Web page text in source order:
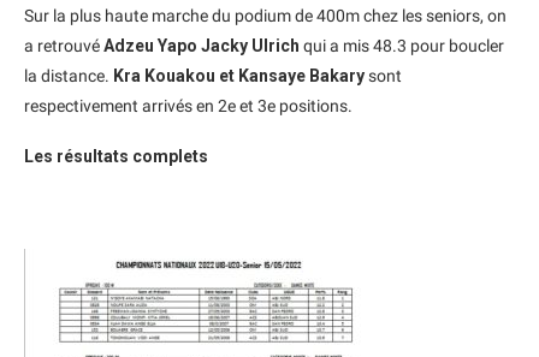
Sur la plus haute marche du podium de 400m chez les seniors, on
a retrouvéAdzeu Yapo Jacky Ulrich qui a mis 48.3 pour boucler
la distance. Kra Kouakou et Kansaye Bakarysont
respectivement arrivés en 2e et 3e positions.
Les résultats complets